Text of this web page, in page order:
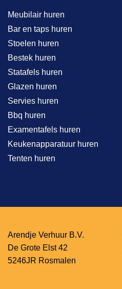
Meubilair huren
Bar en taps huren
Stoelen huren
Bestek huren
Statafels huren
Glazen huren
Servies huren
Bbq huren
Examentafels huren
Keukenapparatuur huren
Tenten huren
Arendje Verhuur B.V.
De Grote Elst 42
5246JR Rosmalen